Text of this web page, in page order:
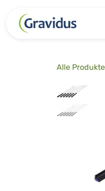
Alle Produkte